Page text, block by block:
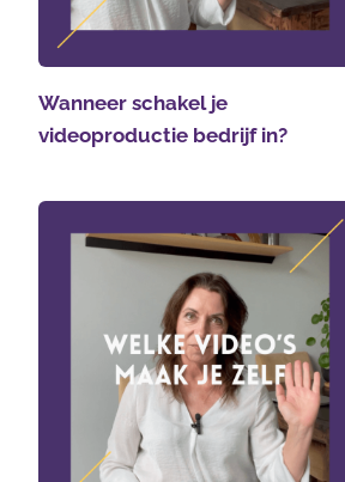
Wanneer schakel je
videoproductie bedrijf in?